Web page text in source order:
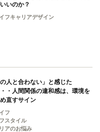
いのか？
フキャリアデザイン
の人と合わない」と感じた
・人間関係の違和感は、環境を
直すサイン
フ
スタイル
アのお悩み